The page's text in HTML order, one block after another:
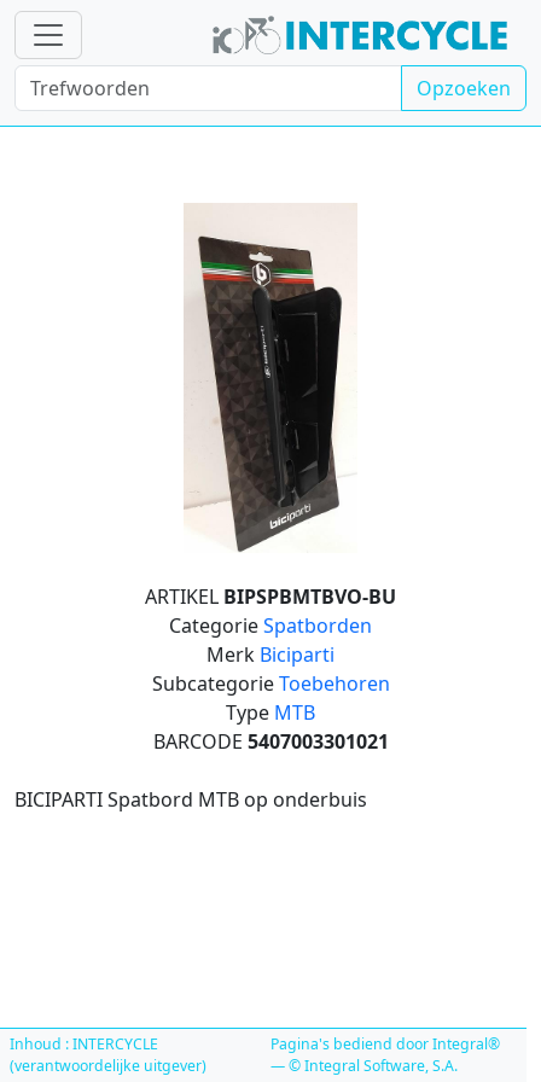
Opzoeken
ARTIKEL BIPSPBMTBVO-BU
CategorieSpatborden
Merk Biciparti
SubcategorieToebehoren
Type MTB
BARCODE 5407003301021
BICIPARTI Spatbord MTB op onderbuis
Inhoud : INTERCYCLE
(verantwoordelijke uitgever)
Pagina's bediend door Integral®
— © Integral Software, S.A.